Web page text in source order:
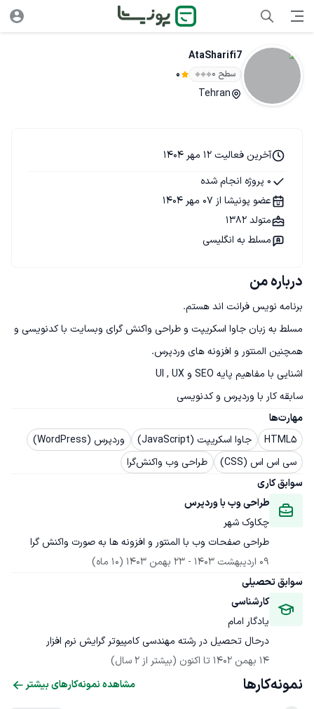
AtaSharifi7
سطح ۰ 0
Tehran
درباره من
مسلط به زبان جاوا اسکریپت و طراحی واکنش گرای وبسایت با کدنویسی و
سابقه کار با وردپرس و کدنویسی
مهارت‌ها
HTML5
جاوا اسکریپت (JavaScript)
وردپرس (WordPress)
سی اس اس (CSS)
طراحی وب واکنش‌گرا
سوابق کاری
طراحی وب با وردپرس
چکاوک شهر
طراحی صفحات وب با المنتور و افزونه ها به صورت واکنش گرا
09 اردیبهشت 1403
- 23 بهمن 1403
(10 ماه)
سوابق تحصیلی
کارشناسی
یادگار امام
درحال تحصیل در رشته مهندسی کامپیوتر گرایش نرم افزار
14 بهمن 1402
تا اکنون (بیشتر از 2 سال)
آخرین فعالیت 12 مهر 1404
0 پروژه انجام شده
عضو پونیشا از 07 مهر 1404
متولد 1382
مسلط به انگلیسی
نمونه‌کارها مشاهده نمونه‌کارهای بیشتر